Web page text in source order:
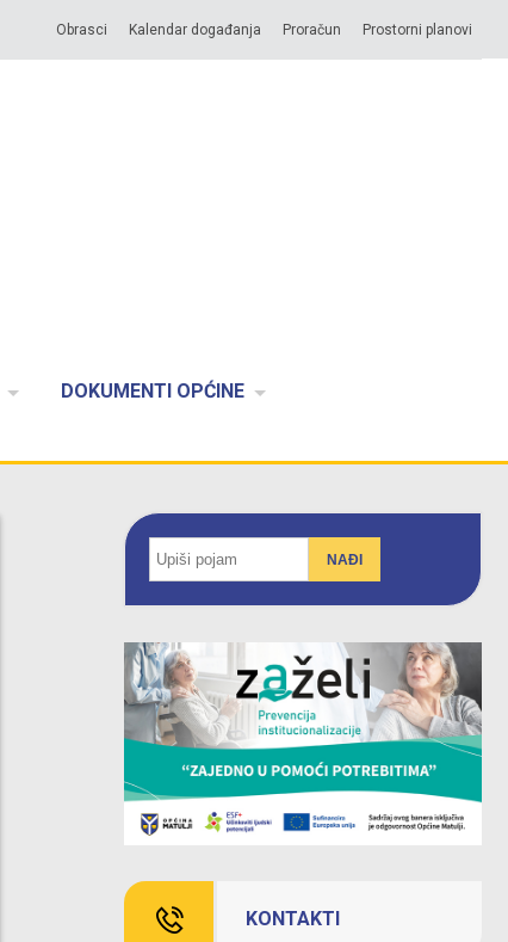
Obrasci Kalendar događanja Proračun Prostorni planovi
DOKUMENTI OPĆINE
NAĐI
KONTAKTI